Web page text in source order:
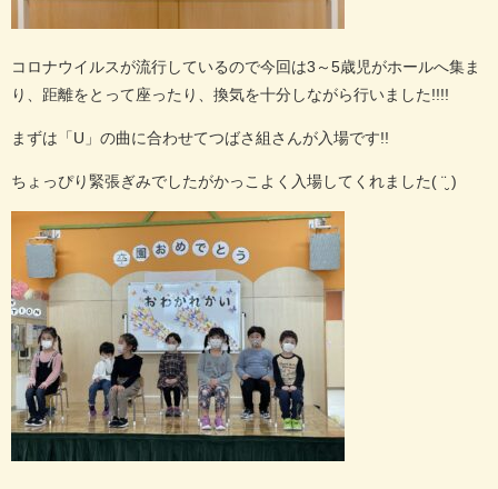
コロナウイルスが流行しているので今回は3 ～5歳児がホールへ集ま
り、距離をとって座ったり、換気を十分しながら行いました!!!!
まずは「U 」の曲に合わせてつばさ組さんが入場です!!
ちょっぴり緊張ぎみでしたがかっこよく入場してくれました( ¨̮ )